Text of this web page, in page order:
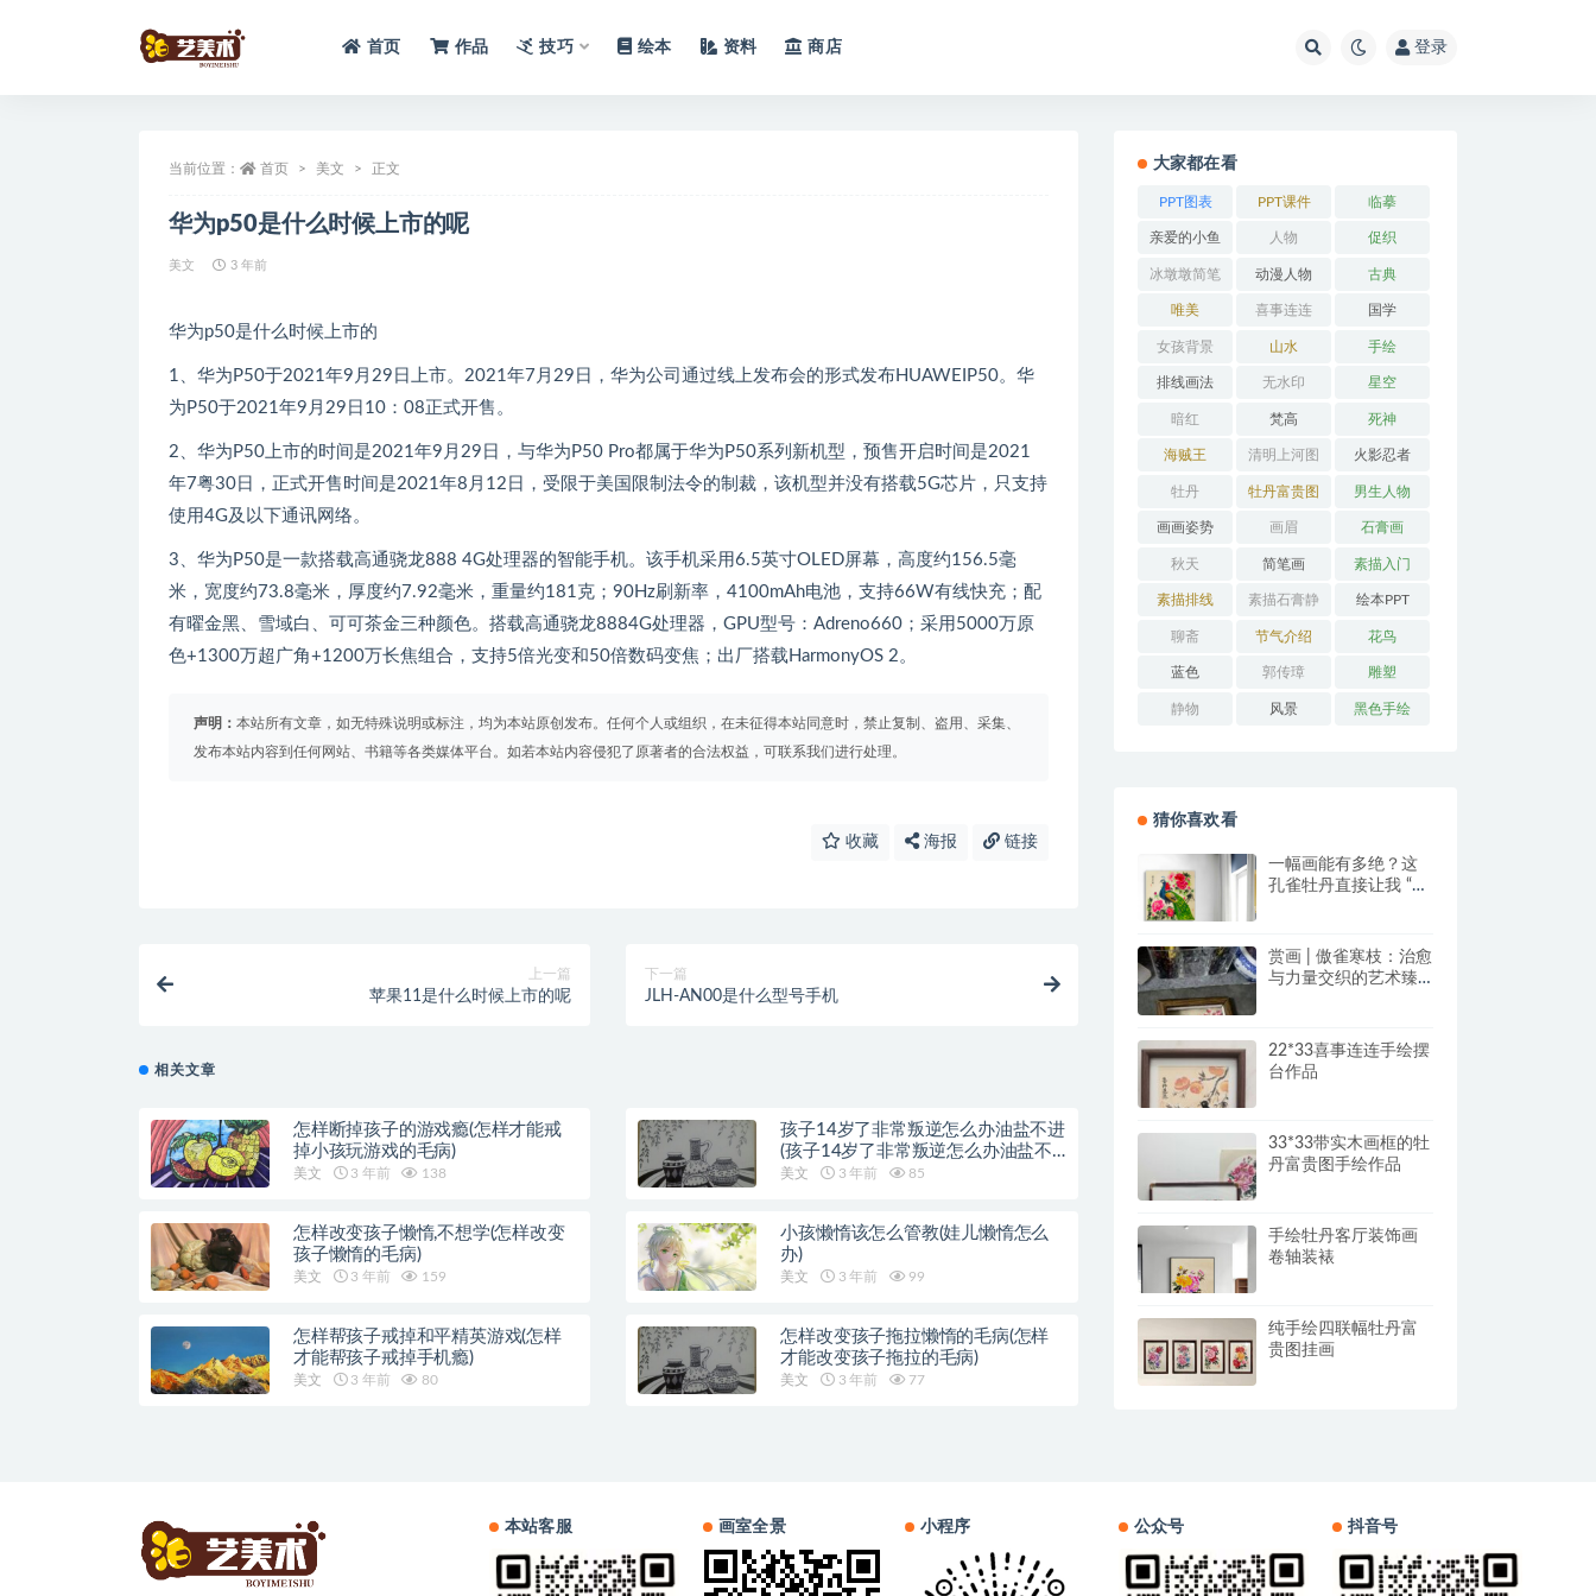
首页 作品 技巧 绘本 资料 商店 登录
当前位置： 首页 美文 正文
华为p50是什么时候上市的呢
美文 3 年前
华为p50是什么时候上市的
1、华为P50于2021年9月29日上市。2021年7月29日，华为公司通过线上发布会的形式发布HUAWEIP50。华
为P50于2021年9月29日10：08正式开售。
2、华为P50上市的时间是2021年9月29日，与华为P50 Pro都属于华为P50系列新机型，预售开启时间是2021
年7粤30日，正式开售时间是2021年8月12日，受限于美国限制法令的制裁，该机型并没有搭载5G芯片，只支持
使用4G及以下通讯网络。
3、华为P50是一款搭载高通骁龙888 4G处理器的智能手机。该手机采用6.5英寸OLED屏幕，高度约156.5毫
米，宽度约73.8毫米，厚度约7.92毫米，重量约181克；90Hz刷新率，4100mAh电池，支持66W有线快充；配
有曜金黑、雪域白、可可茶金三种颜色。搭载高通骁龙8884G处理器，GPU型号：Adreno660；采用5000万原
色+1300万超广角+1200万长焦组合，支持5倍光变和50倍数码变焦；出厂搭载HarmonyOS 2。
声明： 本站所有文章，如无特殊说明或标注，均为本站原创发布。任何个人或组织，在未征得本站同意时，禁止复制、盗用、采集、
发布本站内容到任何网站、书籍等各类媒体平台。如若本站内容侵犯了原著者的合法权益，可联系我们进行处理。
收藏 海报 链接
上一篇
苹果11是什么时候上市的呢
下一篇
JLH-AN00是什么型号手机
相关文章
怎样断掉孩子的游戏瘾(怎样才能戒
掉小孩玩游戏的毛病)
美文 3 年前 138
孩子14岁了非常叛逆怎么办油盐不进
(孩子14岁了非常叛逆怎么办油盐不
近)
美文 3 年前 85
怎样改变孩子懒惰,不想学(怎样改变
孩子懒惰的毛病)
美文 3 年前 159
小孩懒惰该怎么管教(娃儿懒惰怎么
办)
美文 3 年前 99
怎样帮孩子戒掉和平精英游戏(怎样
才能帮孩子戒掉手机瘾)
美文 3 年前 80
怎样改变孩子拖拉懒惰的毛病(怎样
才能改变孩子拖拉的毛病)
美文 3 年前 77
大家都在看
PPT图表 PPT课件 临摹
亲爱的小鱼 人物 促织
冰墩墩简笔
画
动漫人物 古典
唯美 喜事连连 国学
女孩背景 山水 手绘
排线画法 无水印 星空
暗红 梵高 死神
海贼王 清明上河图 火影忍者
牡丹 牡丹富贵图 男生人物
画画姿势 画眉 石膏画
秋天 简笔画 素描入门
素描排线 素描石膏静
物
绘本PPT
聊斋 节气介绍 花鸟
蓝色 郭传璋 雕塑
静物 风景 黑色手绘
猜你喜欢看
一幅画能有多绝？这
孔雀牡丹直接让我 “哇
赏画 | 傲雀寒枝：治愈
与力量交织的艺术臻
22*33喜事连连手绘摆
台作品
33*33带实木画框的牡
丹富贵图手绘作品
手绘牡丹客厅装饰画
卷轴装裱
纯手绘四联幅牡丹富
贵图挂画
本站客服 画室全景 小程序 公众号 抖音号